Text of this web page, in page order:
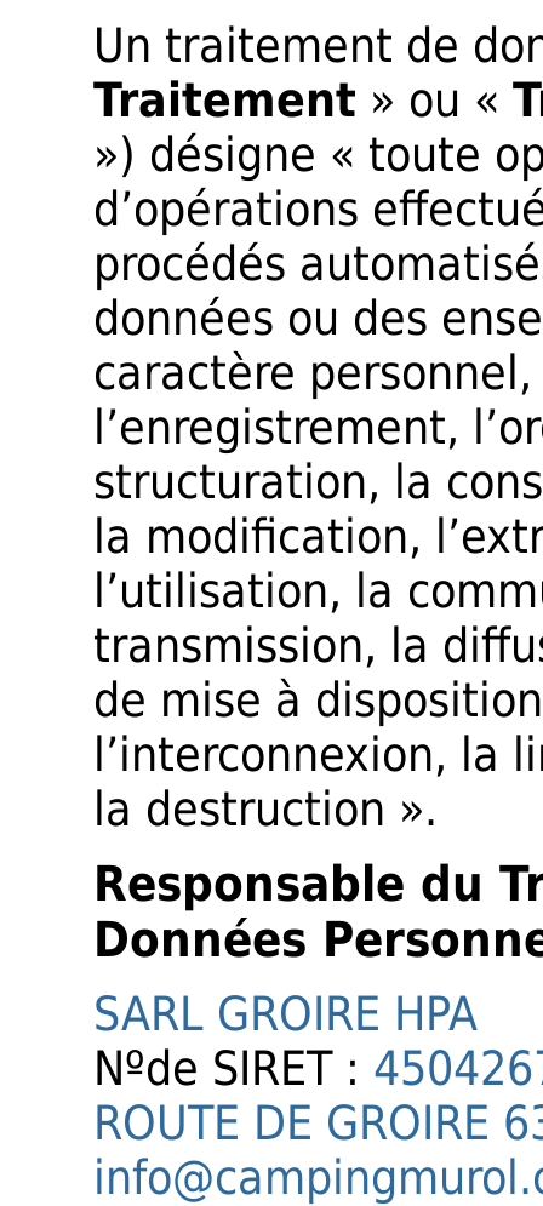
Un traitement de
Traitement » ou «
») désigne « toute
d’opérations
procédés
données ou des
caractère
l’enregistrement,
structuration, la
la modification,
l’utilisation, la
transmission, la
de mise à
l’interconnexion, la
la destruction ».
Responsable du
Données
SARL GROIRE HPA
Nºde SIRET :
ROUTE DE GROIRE